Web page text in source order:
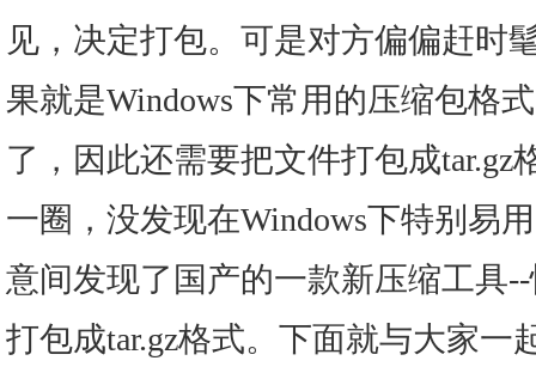
见，决定打包。可是对方偏偏赶时
果就是Windows下常用的压缩包格
了，因此还需要把文件打包成tar.gz
一圈，没发现在Windows下特别易
意间发现了国产的一款新压缩工具
打包成tar.gz格式。下面就与大家一